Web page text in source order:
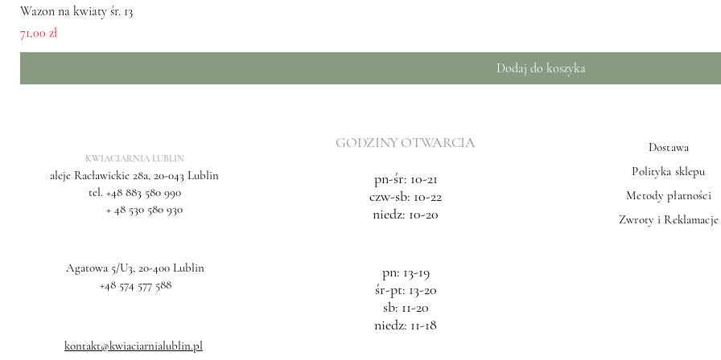
Wazon na kwiaty śr. 13
Cena
71,00 zł
Dodaj do koszyka
KWIACIARNIA LUBLIN
aleje Racławickie 28a, 20-043 Lublin
tel. +48 883 580 990
+ 48 530 580 930
Agatowa 5/U3, 20-400 Lublin
+48 574 577 588
kontakt@kwiaciarnialublin.pl
GODZINY OTWARCIA
pn-śr: 10-21
czw-sb: 10-22
niedz: 10-20
pn: 13-19
śr-pt: 13-20
sb: 11-20
niedz: 11-18
Dostawa
Polityka sklepu
Metody płatności
Zwroty i Reklamacje